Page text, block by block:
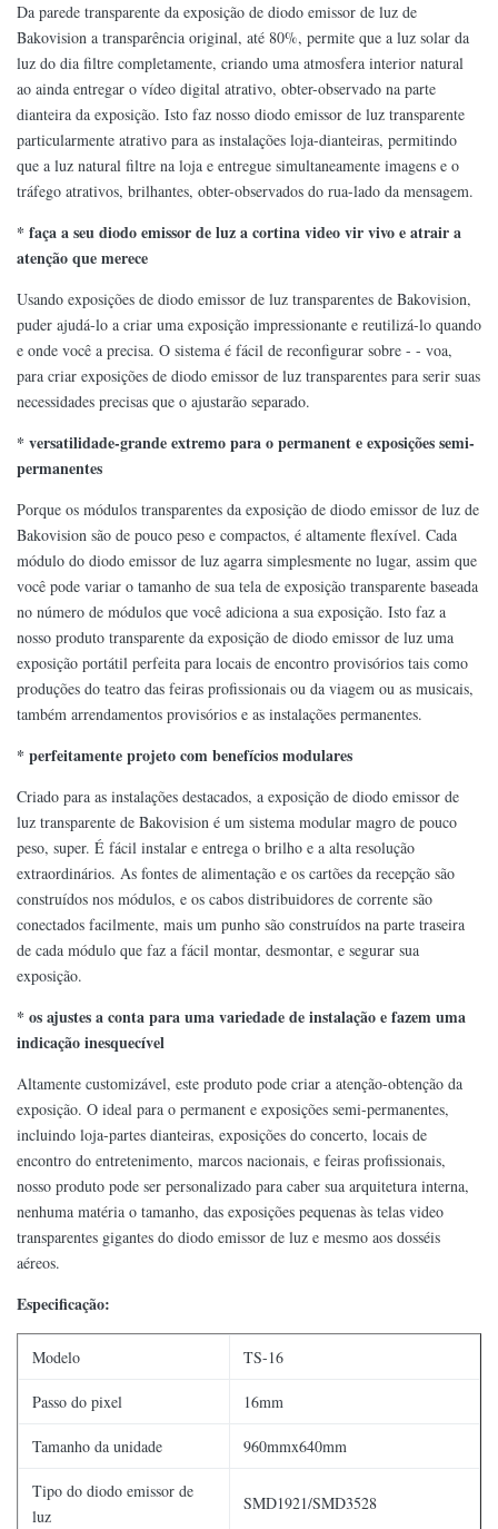
Da parede transparente da exposição de diodo emissor de luz de
Bakovision a transparência original, até 80%, permite que a luz solar da
luz do dia filtre completamente, criando uma atmosfera interior natural
ao ainda entregar o vídeo digital atrativo, obter-observado na parte
dianteira da exposição. Isto faz nosso diodo emissor de luz transparente
particularmente atrativo para as instalações loja-dianteiras, permitindo
que a luz natural filtre na loja e entregue simultaneamente imagens e o
tráfego atrativos, brilhantes, obter-observados do rua-lado da mensagem.
* faça a seu diodo emissor de luz a cortina video vir vivo e atrair a
atenção que merece
Usando exposições de diodo emissor de luz transparentes de Bakovision,
puder ajudá-lo a criar uma exposição impressionante e reutilizá-lo quando
e onde você a precisa. O sistema é fácil de reconfigurar sobre - - voa,
para criar exposições de diodo emissor de luz transparentes para serir suas
necessidades precisas que o ajustarão separado.
* versatilidade-grande extremo para o permanent e exposições semi-
permanentes
Porque os módulos transparentes da exposição de diodo emissor de luz de
Bakovision são de pouco peso e compactos, é altamente flexível. Cada
módulo do diodo emissor de luz agarra simplesmente no lugar, assim que
você pode variar o tamanho de sua tela de exposição transparente baseada
no número de módulos que você adiciona a sua exposição. Isto faz a
nosso produto transparente da exposição de diodo emissor de luz uma
exposição portátil perfeita para locais de encontro provisórios tais como
produções do teatro das feiras profissionais ou da viagem ou as musicais,
também arrendamentos provisórios e as instalações permanentes.
* perfeitamente projeto com benefícios modulares
Criado para as instalações destacados, a exposição de diodo emissor de
luz transparente de Bakovision é um sistema modular magro de pouco
peso, super. É fácil instalar e entrega o brilho e a alta resolução
extraordinários. As fontes de alimentação e os cartões da recepção são
construídos nos módulos, e os cabos distribuidores de corrente são
conectados facilmente, mais um punho são construídos na parte traseira
de cada módulo que faz a fácil montar, desmontar, e segurar sua
exposição.
* os ajustes a conta para uma variedade de instalação e fazem uma
indicação inesquecível
Altamente customizável, este produto pode criar a atenção-obtenção da
exposição. O ideal para o permanent e exposições semi-permanentes,
incluindo loja-partes dianteiras, exposições do concerto, locais de
encontro do entretenimento, marcos nacionais, e feiras profissionais,
nosso produto pode ser personalizado para caber sua arquitetura interna,
nenhuma matéria o tamanho, das exposições pequenas às telas video
transparentes gigantes do diodo emissor de luz e mesmo aos dosséis
aéreos.
Especificação:
Modelo TS-16
Passo do pixel 16mm
Tamanho da unidade 960mmx640mm
Tipo do diodo emissor de
luz
SMD1921/SMD3528